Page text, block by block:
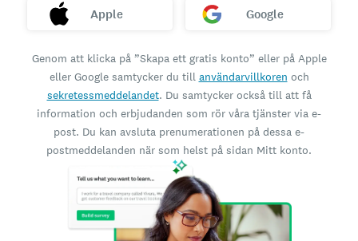
Apple Google
Genom att klicka på ”Skapa ett gratis konto” eller på Apple
eller Google samtycker du till användarvillkoren och
sekretessmeddelandet. Du samtycker också till att få
information och erbjudanden som rör våra tjänster via e-
post. Du kan avsluta prenumerationen på dessa e-
postmeddelanden när som helst på sidan Mitt konto.